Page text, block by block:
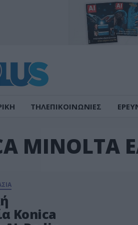
ΤΗΛΕΠΙΚΟΙΝΩΝΙΕΣ
MINOLTA
Konica